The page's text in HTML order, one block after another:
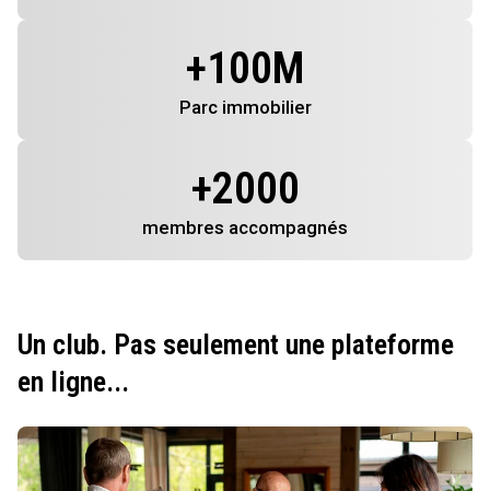
+100M
Parc immobilier
+2000
membres accompagnés
Un club. Pas seulement une plateforme
en ligne...